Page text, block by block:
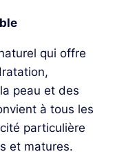
qui offre
peau et des
à tous les
particulière
et matures.